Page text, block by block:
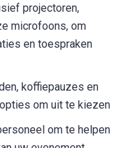
projectoren,
microfoons, om
en toespraken
koffiepauzes en
om uit te kiezen
om te helpen